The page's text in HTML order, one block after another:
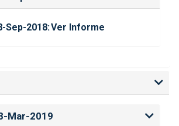
Sep-2018:Ver Informe
Mar-2019